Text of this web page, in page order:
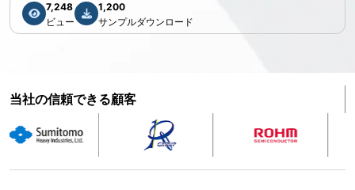
7,248
ビュー
1,200
サンプルダウンロード
当社の信頼できる顧客